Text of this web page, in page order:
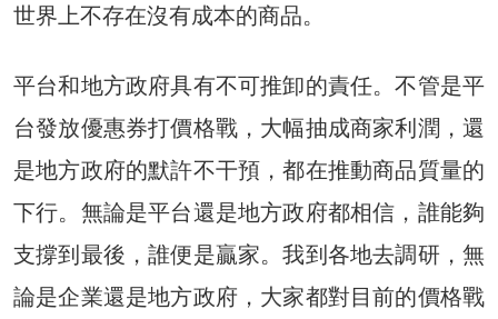
世界上不存在沒有成本的商品。
平台和地方政府具有不可推卸的責任。不管是平
台發放優惠券打價格戰，大幅抽成商家利潤，還
是地方政府的默許不干預，都在推動商品質量的
下行。無論是平台還是地方政府都相信，誰能夠
支撐到最後，誰便是贏家。我到各地去調研，無
論是企業還是地方政府，大家都對目前的價格戰